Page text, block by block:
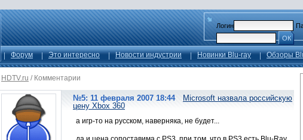
Логин
ОК
Форум Это интересно Новости индустрии Новинки Blu-ray Обзоры
HDTV.ru / Комментарии
№5: 11 февраля 2007 18:44
Microsoft назвала российскую
цену Xbox 360
а игр-то на русском, наверняка, не будет...